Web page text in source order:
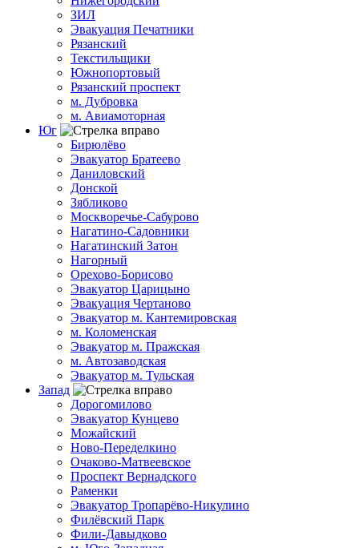
ЗИЛ
Эвакуация Печатники
Рязанский
Текстильщики
Южнопортовый
Рязанский проспект
м. Дубровка
м. Авиамоторная
Юг
Бирюлёво
Эвакуатор Братеево
Даниловский
Донской
Зябликово
Москворечье-Сабурово
Нагатино-Садовники
Нагатинский Затон
Нагорный
Орехово-Борисово
Эвакуатор Царицыно
Эвакуация Чертаново
Эвакуатор м. Кантемировская
м. Коломенская
Эвакуатор м. Пражская
м. Автозаводская
Эвакуатор м. Тульская
Запад
Дорогомилово
Эвакуатор Кунцево
Можайский
Ново-Переделкино
Очаково-Матвеевское
Проспект Вернадского
Раменки
Эвакуатор Тропарёво-Никулино
Филёвский Парк
Фили-Давыдково